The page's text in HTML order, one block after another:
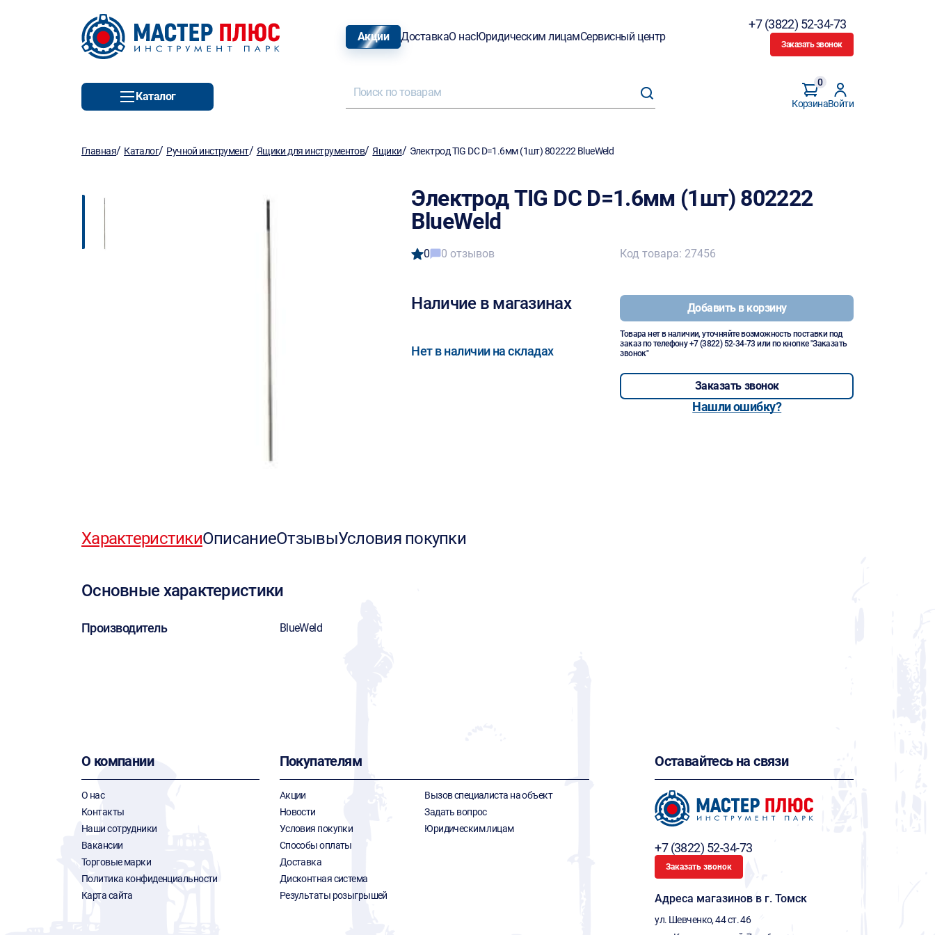
Акции ДоставкаО насЮридическим лицамСервисный центр
+7 (3822) 52-34-73
Заказать звонок
Каталог
Корзина
0
Войти
Главная/ Каталог/ Ручной инструмент/ Ящики для инструментов/Ящики/ Электрод TIG DC D=1.6мм (1шт) 802222 BlueWeld
Электрод TIG DC D=1.6мм (1шт) 802222
BlueWeld
0 0 отзывов
Наличие в магазинах
Нет в наличии на складах
Код товара: 27456
Добавить в корзину
Товара нет в наличии, уточняйте возможность поставки под
заказ по телефону+7 (3822) 52-34-73 или по кнопке "Заказать
звонок"
Заказать звонок
Нашли ошибку?
ХарактеристикиОписаниеОтзывыУсловия покупки
Основные характеристики
Производитель BlueWeld
О компании
О нас
Контакты
Наши сотрудники
Вакансии
Торговые марки
Политика конфиденциальности
Карта сайта
Покупателям
Акции
Новости
Условия покупки
Способы оплаты
Доставка
Дисконтная система
Результаты розыгрышей
Вызов специалиста на объект
Задать вопрос
Юридическим лицам
Оставайтесь на связи
+7 (3822) 52-34-73
Заказать звонок
Адреса магазинов в г. Томск
ул. Шевченко, 44 ст. 46